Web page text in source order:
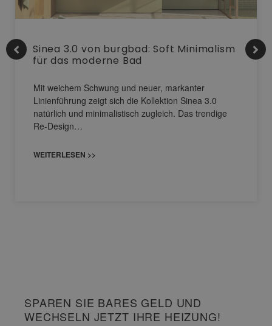
Sinea 3.0 von burgbad: Soft Minimalism
für das moderne Bad
Mit weichem Schwung und neuer, markanter
Linienführung zeigt sich die Kollektion Sinea 3.0
natürlich und minimalistisch zugleich. Das trendige
Re-Design…
WEITERLESEN >>
SPAREN SIE BARES GELD UND
WECHSELN JETZT IHRE HEIZUNG!